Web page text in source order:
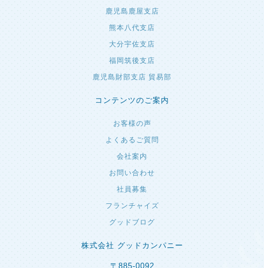
鹿児島鹿屋支店
熊本八代支店
大分宇佐支店
福岡筑後支店
鹿児島財部支店 貿易部
コンテンツのご案内
お客様の声
よくあるご質問
会社案内
お問い合わせ
社員募集
フランチャイズ
グッドブログ
株式会社 グッドカンパニー
〒885-0092